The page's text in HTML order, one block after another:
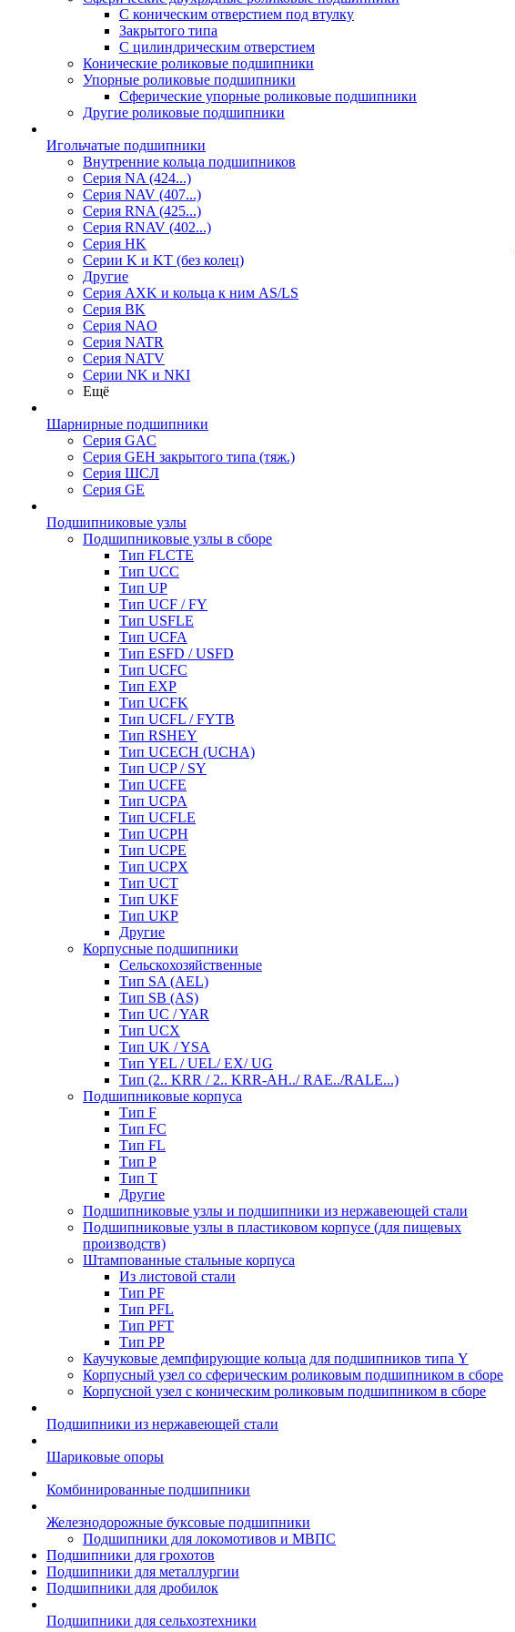
С коническим отверстием под втулку
Закрытого типа
С цилиндрическим отверстием
Конические роликовые подшипники
Упорные роликовые подшипники
Сферические упорные роликовые подшипники
Другие роликовые подшипники
Игольчатые подшипники
Внутренние кольца подшипников
Серия NA (424...)
Серия NAV (407...)
Серия RNA (425...)
Серия RNAV (402...)
Серия HK
Серии K и KT (без колец)
Другие
Серия AXK и кольца к ним AS/LS
Серия BK
Серия NAO
Серия NATR
Серия NATV
Серии NK и NKI
Ещё
Шарнирные подшипники
Серия GAC
Серия GEH закрытого типа (тяж.)
Серия ШСЛ
Серия GE
Подшипниковые узлы
Подшипниковые узлы в сборе
Тип FLCTE
Тип UCC
Тип UP
Тип UCF / FY
Тип USFLE
Тип UCFA
Тип ESFD / USFD
Тип UCFC
Тип EXP
Тип UCFK
Тип UCFL / FYTB
Тип RSHEY
Тип UCECH (UCHA)
Тип UCP / SY
Тип UCFE
Тип UCPA
Тип UCFLE
Тип UCPH
Тип UCPE
Тип UCPX
Тип UCT
Тип UKF
Тип UKP
Другие
Корпусные подшипники
Сельскохозяйственные
Тип SA (AEL)
Тип SB (AS)
Тип UC / YAR
Тип UCX
Тип UK / YSA
Тип YEL / UEL/ EX/ UG
Тип (2.. KRR / 2.. KRR-AH../ RAE../RALE...)
Подшипниковые корпуса
Тип F
Тип FC
Тип FL
Тип P
Тип T
Другие
Подшипниковые узлы и подшипники из нержавеющей стали
Подшипниковые узлы в пластиковом корпусе (для пищевых
производств)
Штампованные стальные корпуса
Из листовой стали
Тип PF
Тип PFL
Тип PFT
Тип PP
Каучуковые демпфирующие кольца для подшипников типа Y
Корпусный узел со сферическим роликовым подшипником в сборе
Корпусной узел с коническим роликовым подшипником в сборе
Подшипники из нержавеющей стали
Шариковые опоры
Комбинированные подшипники
Железнодорожные буксовые подшипники
Подшипники для локомотивов и МВПС
Подшипники для грохотов
Подшипники для металлургии
Подшипники для дробилок
Подшипники для сельхозтехники